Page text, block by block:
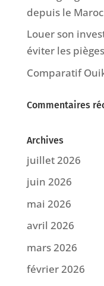
depuis le
Louer son
éviter les
Comparatif
Commentaires
Archives
juillet 2026
juin 2026
mai 2026
avril 2026
mars 2026
février 2026